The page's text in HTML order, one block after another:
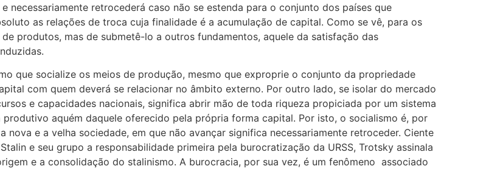
necessariamente retrocederá caso não se estenda para o conjunto dos países que
as relações de troca cuja finalidade é a acumulação de capital. Como se vê, para os
produtos, mas de submetê-lo a outros fundamentos, aquele da satisfação das
que socialize os meios de produção, mesmo que exproprie o conjunto da propriedade
com quem deverá se relacionar no âmbito externo. Por outro lado, se isolar do mercado
e capacidades nacionais, significa abrir mão de toda riqueza propiciada por um sistema
aquém daquele oferecido pela própria forma capital. Por isto, o socialismo é, por
e a velha sociedade, em que não avançar significa necessariamente retroceder. Ciente
e seu grupo a responsabilidade primeira pela burocratização da URSS, Trotsky assinala
e a consolidação do stalinismo. A burocracia, por sua vez, é um fenômeno associado